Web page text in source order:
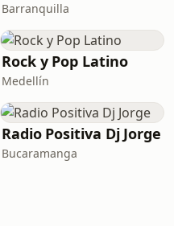
Barranquilla
Rock y Pop Latino
Medellín
Radio Positiva Dj Jorge
Bucaramanga